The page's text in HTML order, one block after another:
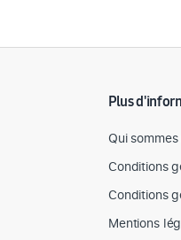
Plus
Qui
Conditions
Conditions
Mentions